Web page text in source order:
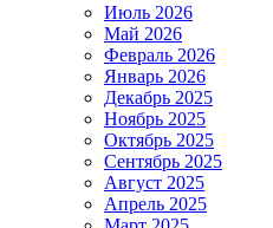
Июль 2026
Май 2026
Февраль 2026
Январь 2026
Декабрь 2025
Ноябрь 2025
Октябрь 2025
Сентябрь 2025
Август 2025
Апрель 2025